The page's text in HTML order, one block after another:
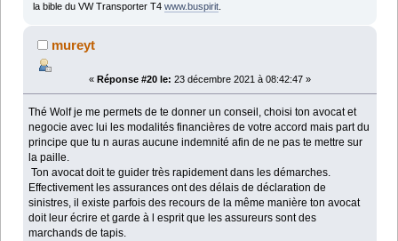
la bible du VW Transporter T4 www.buspirit.
mureyt
« Réponse #20 le: 23 décembre 2021 à 08:42:47 »
Thé Wolf je me permets de te donner un conseil, choisi ton avocat et
negocie avec lui les modalités financières de votre accord mais part du
principe que tu n auras aucune indemnité afin de ne pas te mettre sur
la paille.
Ton avocat doit te guider très rapidement dans les démarches.
Effectivement les assurances ont des délais de déclaration de
sinistres, il existe parfois des recours de la même manière ton avocat
doit leur écrire et garde à l esprit que les assureurs sont des
marchands de tapis.